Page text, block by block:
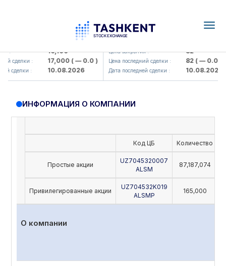
: 16,100
сделки : 17,000( — 0.0 )
сделки : 10.08.2026
KFSK (<Kafolat sug'urta
Цена закрытия : 82
Цена последний сделки : 82( — 0.0 )
Дата последней сделки : 10.08.2026
ИНФОРМАЦИЯ О КОМПАНИИ
Код ЦБ Количество
Простые акции
UZ7045320007
ALSM
87,187,074
Привилегированные акции
UZ704532K019
ALSMP
165,000
О компании